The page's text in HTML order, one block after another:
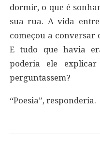
dormir, o que é
sua rua. A vida
começou a conversar
E tudo que havia
poderia ele
perguntassem?
“Poesia”, responderia.